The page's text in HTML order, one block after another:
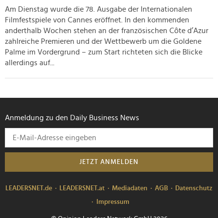
Am Dienstag wurde die 78. Ausgabe der Internationalen
Filmfestspiele von Cannes eröffnet. In den kommenden
anderthalb Wochen stehen an der französischen Côte d’Azur
zahlreiche Premieren und der Wettbewerb um die Goldene
Palme im Vordergrund – zum Start richteten sich die Blicke
allerdings auf...
Anmeldung zu den Daily Business News
JETZT ANMELDEN
LEADERSNET.de LEADERSNET.at Mediadaten AGB
Datenschutz
Impressum